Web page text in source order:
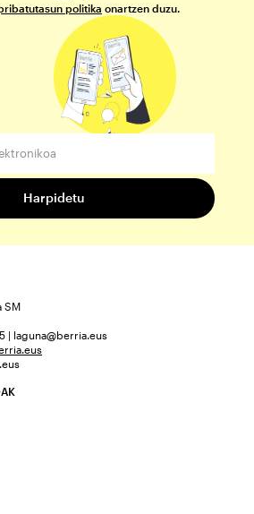
politika onartzen duzu.
SM
| laguna@berria.eus